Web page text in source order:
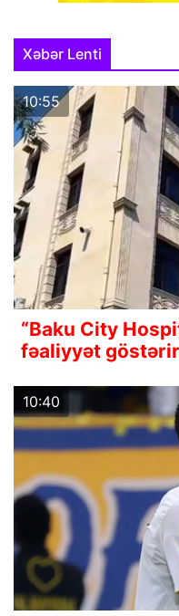
Xəbər Lenti
10:55
“Baku City
fəaliyyət
10:40